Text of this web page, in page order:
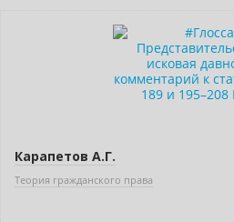
Карапетов А.Г.
Теория гражданского права